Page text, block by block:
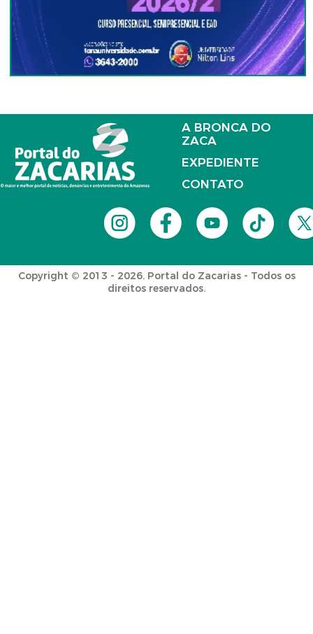
A BRONCA DO
ZACA
EXPEDIENTE
CONTATO
Copyright © 2013 - 2026. Portal do Zacarias - Todos os
direitos reservados.